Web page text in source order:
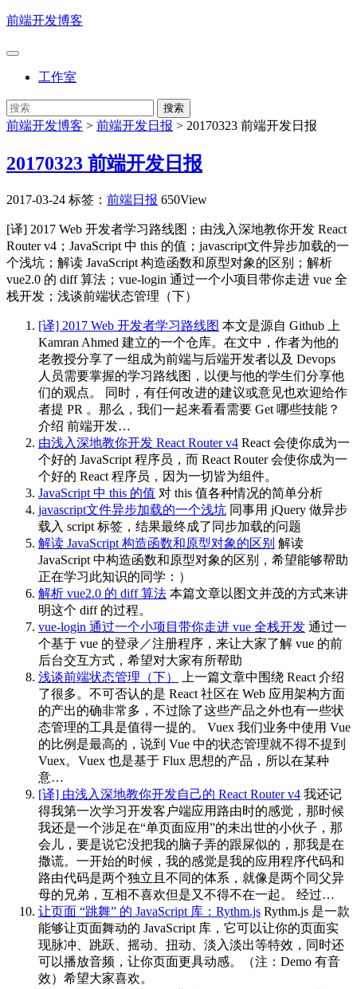
前端开发博客
工作室
前端开发博客 > 前端开发日报 > 20170323 前端开发日报
20170323 前端开发日报
2017-03-24 标签： 前端日报 650View
[译] 2017 Web 开发者学习路线图；由浅入深地教你开发 React
Router v4；JavaScript 中 this 的值；javascript文件异步加载的一
个浅坑；解读 JavaScript 构造函数和原型对象的区别；解析
vue2.0 的 diff 算法；vue-login 通过一个小项目带你走进 vue 全
栈开发；浅谈前端状态管理（下）
[译] 2017 Web 开发者学习路线图 本文是源自 Github 上
Kamran Ahmed 建立的一个仓库。在文中，作者为他的
老教授分享了一组成为前端与后端开发者以及 Devops
人员需要掌握的学习路线图，以便与他的学生们分享他
们的观点。 同时，有任何改进的建议或意见也欢迎给作
者提 PR 。那么，我们一起来看看需要 Get 哪些技能？
介绍 前端开发…
由浅入深地教你开发 React Router v4 React 会使你成为一
个好的 JavaScript 程序员，而 React Router 会使你成为一
个好的 React 程序员，因为一切皆为组件。
JavaScript 中 this 的值 对 this 值各种情况的简单分析
javascript文件异步加载的一个浅坑 同事用 jQuery 做异步
载入 script 标签，结果最终成了同步加载的问题
解读 JavaScript 构造函数和原型对象的区别 解读
JavaScript 中构造函数和原型对象的区别，希望能够帮助
正在学习此知识的同学：）
解析 vue2.0 的 diff 算法 本篇文章以图文并茂的方式来讲
明这个 diff 的过程。
vue-login 通过一个小项目带你走进 vue 全栈开发 通过一
个基于 vue 的登录／注册程序，来让大家了解 vue 的前
后台交互方式，希望对大家有所帮助
浅谈前端状态管理（下）
上一篇文章中围绕 React 介绍
了很多。不可否认的是 React 社区在 Web 应用架构方面
的产出的确非常多，不过除了这些产品之外也有一些状
态管理的工具是值得一提的。 Vuex 我们业务中使用 Vue
的比例是最高的，说到 Vue 中的状态管理就不得不提到
Vuex。Vuex 也是基于 Flux 思想的产品，所以在某种
意…
[译] 由浅入深地教你开发自己的 React Router v4 我还记
得我第一次学习开发客户端应用路由时的感觉，那时候
我还是一个涉足在“单页面应用”的未出世的小伙子，那
会儿，要是说它没把我的脑子弄的跟屎似的，那我是在
撒谎。一开始的时候，我的感觉是我的应用程序代码和
路由代码是两个独立且不同的体系，就像是两个同父异
母的兄弟，互相不喜欢但是又不得不在一起。 经过…
让页面 “跳舞” 的 JavaScript 库：Rythm.js Rythm.js 是一款
能够让页面舞动的 JavaScript 库，它可以让你的页面实
现脉冲、跳跃、摇动、扭动、淡入淡出等特效，同时还
可以播放音频，让你页面更具动感。（注：Demo 有音
效）希望大家喜欢。